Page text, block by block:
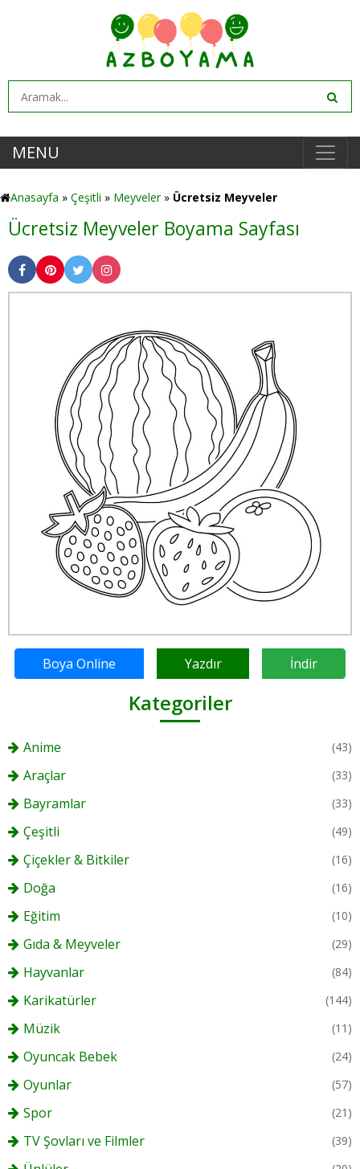
MENU
Anasayfa » Çeşitli » Meyveler» Ücretsiz Meyveler
Ücretsiz Meyveler Boyama Sayfası
Boya Online Yazdır İndir
Kategoriler
Anime (43)
Araçlar (33)
Bayramlar (33)
Çeşitli (49)
Çiçekler & Bitkiler (16)
Doğa (16)
Eğitim (10)
Gıda & Meyveler (29)
Hayvanlar (84)
Karikatürler (144)
Müzik (11)
Oyuncak Bebek (24)
Oyunlar (57)
Spor (21)
TV Şovları ve Filmler (39)